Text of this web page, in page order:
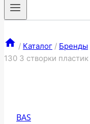
/ Каталог / Бренды
130 3 створки пластик
BAS